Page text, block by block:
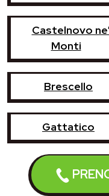
Castelnovo ne'
Monti
Brescello
Gattatico
Luzzara